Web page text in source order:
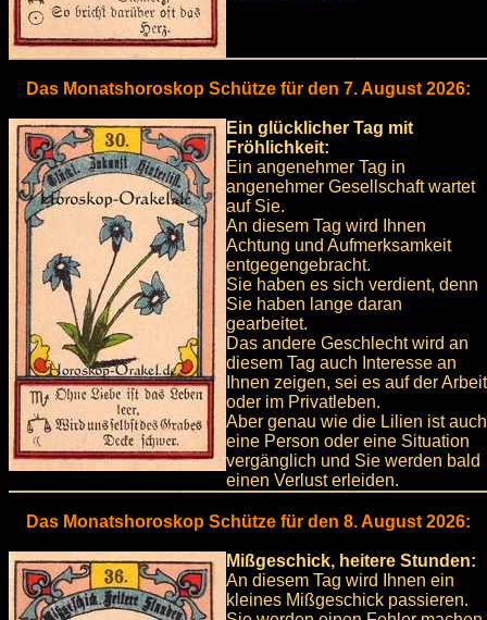
Das Monatshoroskop Schütze für den 7. August 2026:
Ein glücklicher Tag mit
Fröhlichkeit:
Ein angenehmer Tag in
angenehmer Gesellschaft wartet
auf Sie.
An diesem Tag wird Ihnen
Achtung und Aufmerksamkeit
entgegengebracht.
Sie haben es sich verdient, denn
Sie haben lange daran
gearbeitet.
Das andere Geschlecht wird an
diesem Tag auch Interesse an
Ihnen zeigen, sei es auf der Arbeit
oder im Privatleben.
Aber genau wie die Lilien ist auch
eine Person oder eine Situation
vergänglich und Sie werden bald
einen Verlust erleiden.
Das Monatshoroskop Schütze für den 8. August 2026:
Mißgeschick, heitere Stunden:
An diesem Tag wird Ihnen ein
kleines Mißgeschick passieren.